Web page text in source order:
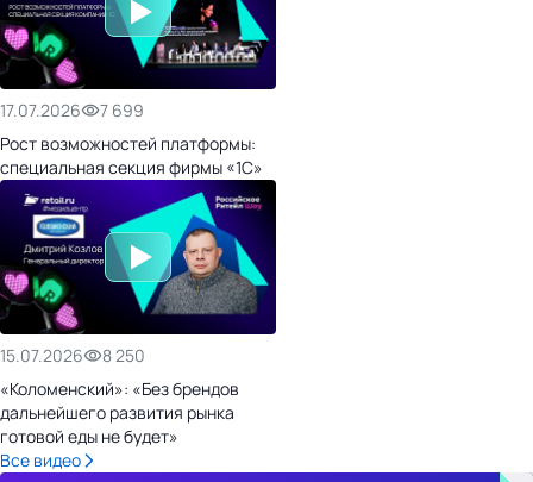
17.07.2026
7 699
Рост возможностей платформы:
специальная секция фирмы «1С»
15.07.2026
8 250
«Коломенский»: «Без брендов
дальнейшего развития рынка
готовой еды не будет»
Все видео